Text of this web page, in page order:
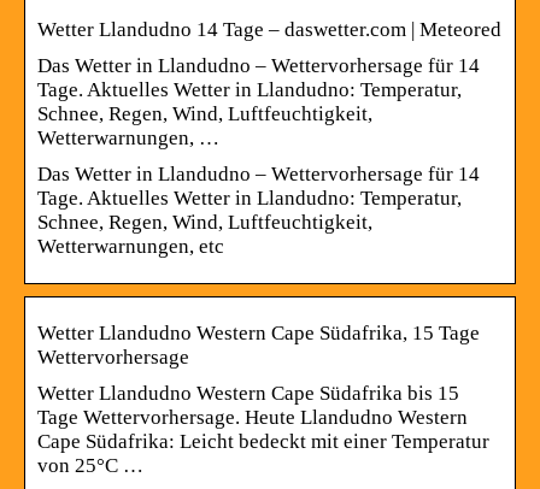
Wetter Llandudno 14 Tage – daswetter.com | Meteored
Das Wetter in Llandudno – Wettervorhersage für 14
Tage. Aktuelles Wetter in Llandudno: Temperatur,
Schnee, Regen, Wind, Luftfeuchtigkeit,
Wetterwarnungen, …
Das Wetter in Llandudno – Wettervorhersage für 14
Tage. Aktuelles Wetter in Llandudno: Temperatur,
Schnee, Regen, Wind, Luftfeuchtigkeit,
Wetterwarnungen, etc
Wetter Llandudno Western Cape Südafrika, 15 Tage
Wettervorhersage
Wetter Llandudno Western Cape Südafrika bis 15
Tage Wettervorhersage. Heute Llandudno Western
Cape Südafrika: Leicht bedeckt mit einer Temperatur
von 25°C …